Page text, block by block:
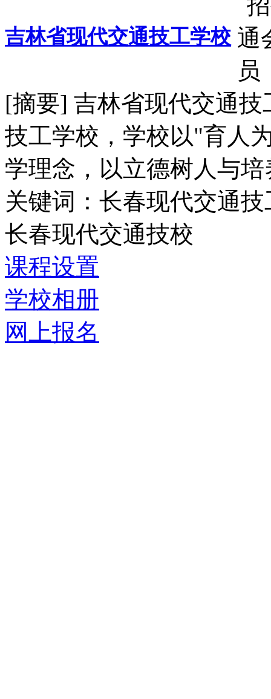
吉林省现代交通技工学校
[摘要] 吉林省现代交通
技工学校，学校以"育人
学理念，以立德树人与
关键词：长春现代交通
长春现代交通技校
课程设置
学校相册
网上报名